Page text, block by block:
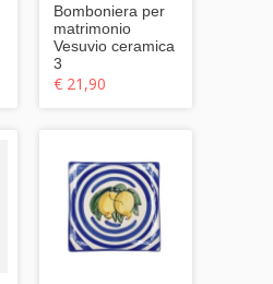
Bomboniera per
matrimonio
Vesuvio ceramica
3
€ 21,90